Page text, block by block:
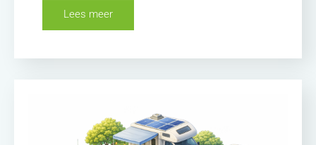
Lees meer